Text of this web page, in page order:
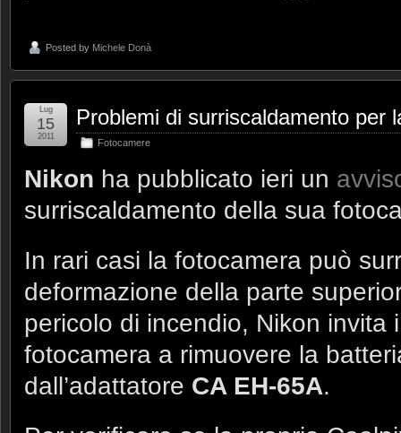
Posted by Michele Donà
Problemi di surriscaldamento per
Fotocamere
Lug
15
2011
Nikon ha pubblicato ieri un
surriscaldamento della sua
In rari casi la fotocamera può
deformazione della parte
pericolo di incendio, Nikon invita
fotocamera a rimuovere la
dall’adattatore CA EH-65A.